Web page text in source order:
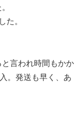
た。
言われ時間もかか
。発送も早く、あ